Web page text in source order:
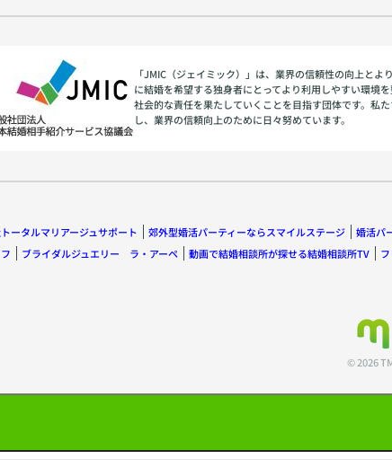
「JMIC（ジェイミック）」は、業界の信頼性の向上とよ
に結婚を希望する独身者にとってより利用しやすい環境を
社会的な責任を果たしていくことを目指す団体です。私
し、業界の信頼向上のために日々努めています。
ータルマリアージュサポート 郊外型婚活パーティーならスマイルステージ 婚活パ
ブライダルジュエリー ラ・アーペ 動画で結婚相談所が探せる結婚相談所TV
© 2026